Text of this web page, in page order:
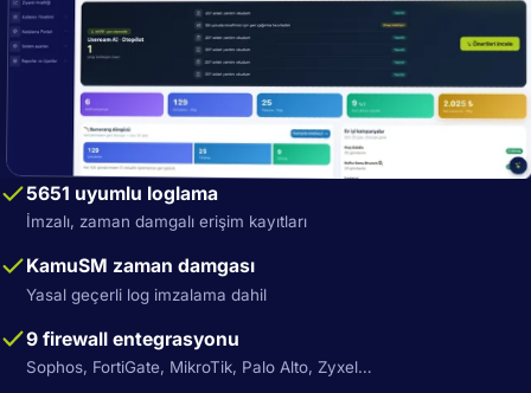
5651 uyumlu loglama
İmzalı, zaman damgalı erişim kayıtları
KamuSM zaman damgası
Yasal geçerli log imzalama dahil
9 firewall entegrasyonu
Sophos, FortiGate, MikroTik, Palo Alto, Zyxel…